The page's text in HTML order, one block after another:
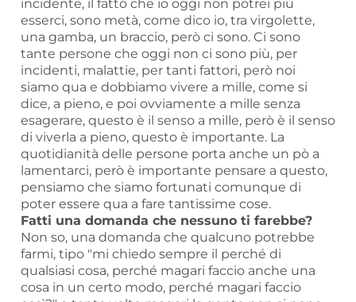
incidente, il fatto che io oggi non potrei più
esserci, sono metà, come dico io, tra virgolette,
una gamba, un braccio, però ci sono. Ci sono
tante persone che oggi non ci sono più, per
incidenti, malattie, per tanti fattori, però noi
siamo qua e dobbiamo vivere a mille, come si
dice, a pieno, e poi ovviamente a mille senza
esagerare, questo è il senso a mille, però è il senso
di viverla a pieno, questo è importante. La
quotidianità delle persone porta anche un pò a
lamentarci, però è importante pensare a questo,
pensiamo che siamo fortunati comunque di
poter essere qua a fare tantissime cose.
Fatti una domanda che nessuno ti farebbe?
Non so, una domanda che qualcuno potrebbe
farmi, tipo "mi chiedo sempre il perché di
qualsiasi cosa, perché magari faccio anche una
cosa in un certo modo, perché magari faccio